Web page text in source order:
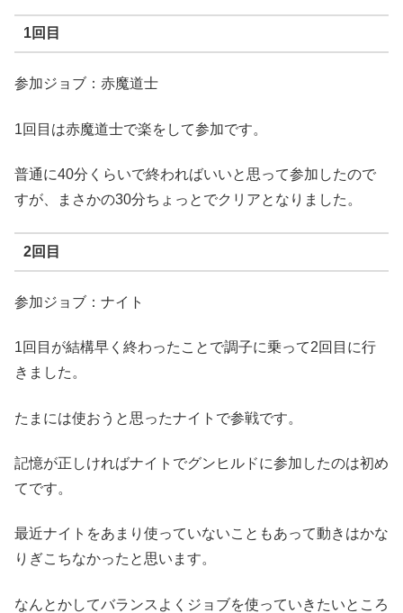
1回目
参加ジョブ：赤魔道士
1回目は赤魔道士で楽をして参加です。
普通に40分くらいで終わればいいと思って参加したので
すが、まさかの30分ちょっとでクリアとなりました。
2回目
参加ジョブ：ナイト
1回目が結構早く終わったことで調子に乗って2回目に行
きました。
たまには使おうと思ったナイトで参戦です。
記憶が正しければナイトでグンヒルドに参加したのは初め
てです。
最近ナイトをあまり使っていないこともあって動きはかな
りぎこちなかったと思います。
なんとかしてバランスよくジョブを使っていきたいところ